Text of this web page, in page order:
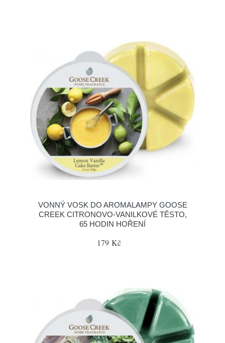
VONNÝ VOSK DO AROMALAMPY GOOSE
CREEK CITRONOVO-VANILKOVÉ TĚSTO,
65 HODIN HOŘENÍ
179 Kč